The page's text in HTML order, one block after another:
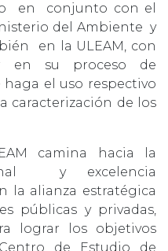
en conjunto con el
del Ambiente y
en la ULEAM, con
en su proceso de
el uso respectivo
caracterización de los
camina hacia la
y excelencia
la alianza estratégica
públicas y privadas,
lograr los objetivos
de Estudio de